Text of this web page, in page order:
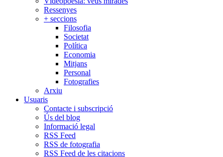
Ressenyes
+ seccions
Filosofia
Societat
Política
Economia
Mitjans
Personal
Fotografies
Arxiu
Usuaris
Contacte i subscripció
Ús del blog
Informació legal
RSS Feed
RSS de fotografia
RSS Feed de les citacions